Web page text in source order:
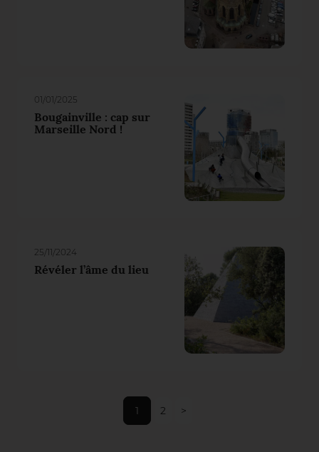
01/01/2025
Bougainville : cap sur
Marseille Nord !
25/11/2024
Révéler l’âme du lieu
1 2 >